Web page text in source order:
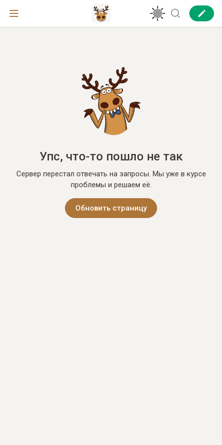
Упс, что-то пошло не так
Сервер перестал отвечать на запросы. Мы уже в курсе
проблемы и решаем её.
Обновить страницу